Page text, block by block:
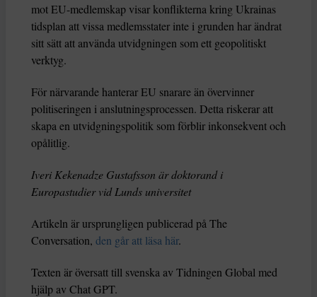
mot EU-medlemskap visar konflikterna kring Ukrainas
tidsplan att vissa medlemsstater inte i grunden har ändrat
sitt sätt att använda utvidgningen som ett geopolitiskt
verktyg.
För närvarande hanterar EU snarare än övervinner
politiseringen i anslutningsprocessen. Detta riskerar att
skapa en utvidgningspolitik som förblir inkonsekvent och
opålitlig.
Iveri Kekenadze Gustafsson är doktorand i
Europastudier vid Lunds universitet
Artikeln är ursprungligen publicerad på The
Conversation, den går att läsa här.
Texten är översatt till svenska av Tidningen Global med
hjälp av Chat GPT.